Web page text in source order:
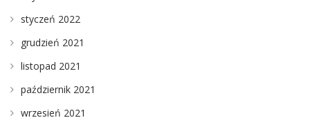
styczeń 2022
grudzień 2021
listopad 2021
październik 2021
wrzesień 2021